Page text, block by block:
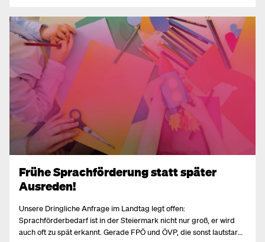
Frühe Sprachförderung statt später
Ausreden!
Unsere Dringliche Anfrage im Landtag legt offen:
Sprachförderbedarf ist in der Steiermark nicht nur groß, er wird
auch oft zu spät erkannt. Gerade FPÖ und ÖVP, die sonst lautstark